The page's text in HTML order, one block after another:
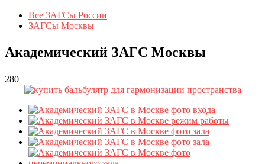
Все ЗАГСы России
ЗАГСы Москвы
Академический ЗАГС Москвы
280